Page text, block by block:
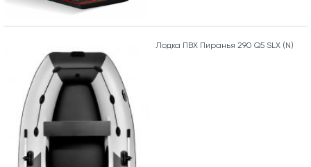
Лодка ПВХ Пиранья 290 Q5 SLХ (N)